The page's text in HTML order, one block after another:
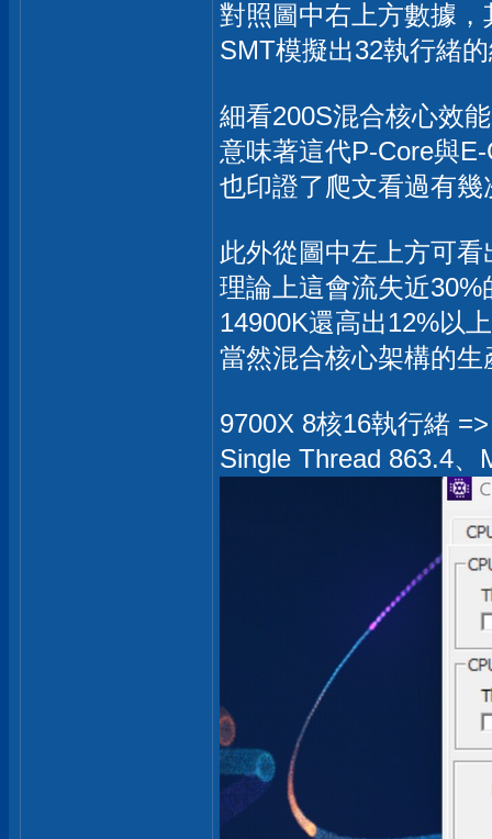
對照圖中右上方數據
SMT模擬出32執行緒
細看200S混合核心效
意味著這代P-Core與
也印證了爬文看過有
此外從圖中左上方可
理論上這會流失近
14900K還高出12%以
當然混合核心架構的
9700X 8核16執行緒 =>
Single Thread 863.4